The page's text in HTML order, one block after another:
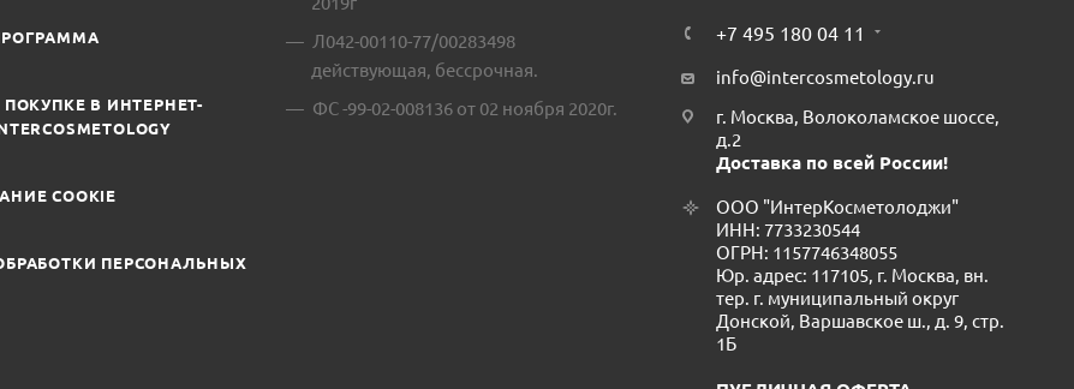
В ИНТЕРНЕТ-
COOKIE
ПЕРСОНАЛЬНЫХ
Л042-00110-77/00283498
действующая, бессрочная.
ФС -99-02-008136 от 02 ноября 2020г.
+7 495 180 04 11
info@intercosmetology.ru
г. Москва, Волоколамское шоссе,
д.2
Доставка по всей России!
ООО "ИнтерКосметолоджи"
ИНН: 7733230544
ОГРН: 1157746348055
Юр. адрес: 117105, г. Москва, вн.
тер. г. муниципальный округ
Донской, Варшавское ш., д. 9, стр.
1Б